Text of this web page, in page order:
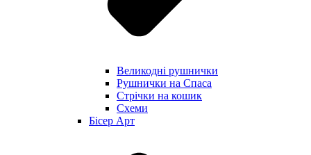
Великодні рушнички
Рушнички на Спаса
Стрічки на кошик
Схеми
Бісер Арт